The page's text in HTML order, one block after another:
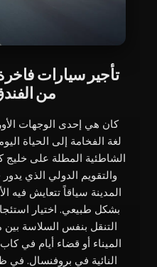
تأجير سيارات
من
كان هي إحدى الوجهات
لغة الفخامة إلى الحياة
الشاطئية المطلة على خليج
والتقويم الدولي الذي
المدينة سياقاً تتعايش فيه
بشكل طبيعي. اختيار
التنقل بنفس السلاسة بين
الميناء أو قضاء أيام في